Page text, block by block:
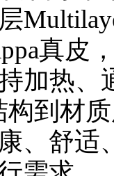
真皮
加热、
构到材
、舒适